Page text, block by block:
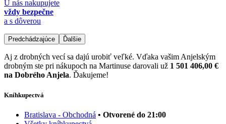
U nás nakupujete
vždy bezpečne
a s dôverou
Predchádzajúce Ďalšie
Aj z drobných vecí sa dajú urobiť veľké. Vďaka vašim Anjelským
drobným ste pri nákupoch na Martinuse darovali už 1 501 406,00 €
na Dobrého Anjela. Ďakujeme!
Kníhkupectvá
Bratislava - Obchodná • Otvorené do 21:00